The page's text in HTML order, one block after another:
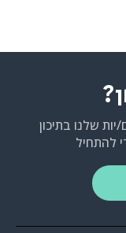
שלנו בתיכון
להתחיל